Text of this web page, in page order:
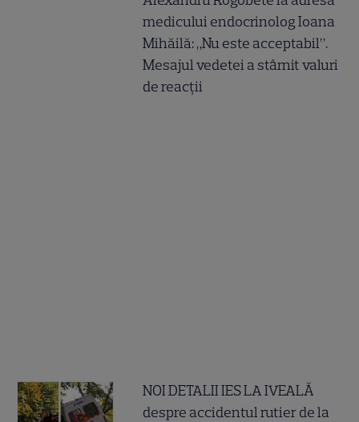
medicului endocrinolog Ioana
Mihăilă: „Nu este acceptabil”.
Mesajul vedetei a stârnit valuri
de reacții
NOI DETALII IES LA IVEALĂ
despre accidentul rutier de la